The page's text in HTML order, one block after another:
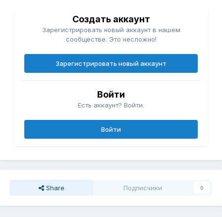
Создать аккаунт
Зарегистрировать новый аккаунт в нашем
сообществе. Это несложно!
Зарегистрировать новый аккаунт
Войти
Есть аккаунт? Войти.
Войти
Share Подписчики 0